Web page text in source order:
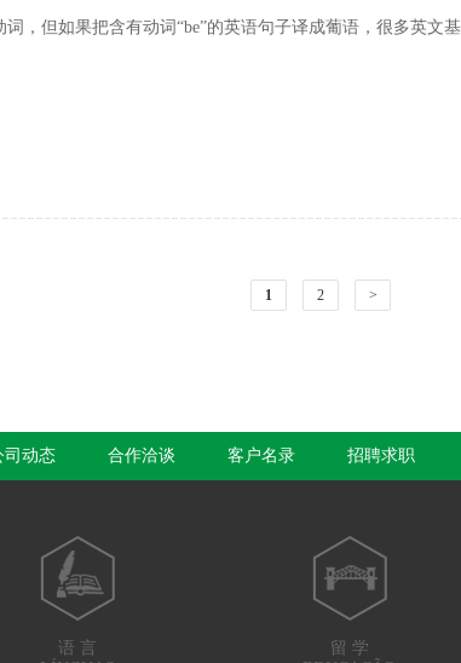
词，但如果把含有动词“be”的英语句子译成葡语，很多英
1 2 >
司动态 合作洽谈 客户名录 招聘求职
语 言
留 学